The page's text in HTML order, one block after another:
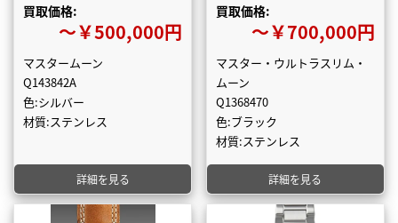
買取価格:
〜￥500,000円
マスタームーン
Q143842A
色:シルバー
材質:ステンレス
詳細を見る
買取価格:
〜￥700,000円
マスター・ウルトラスリム・
ムーン
Q1368470
色:ブラック
材質:ステンレス
詳細を見る